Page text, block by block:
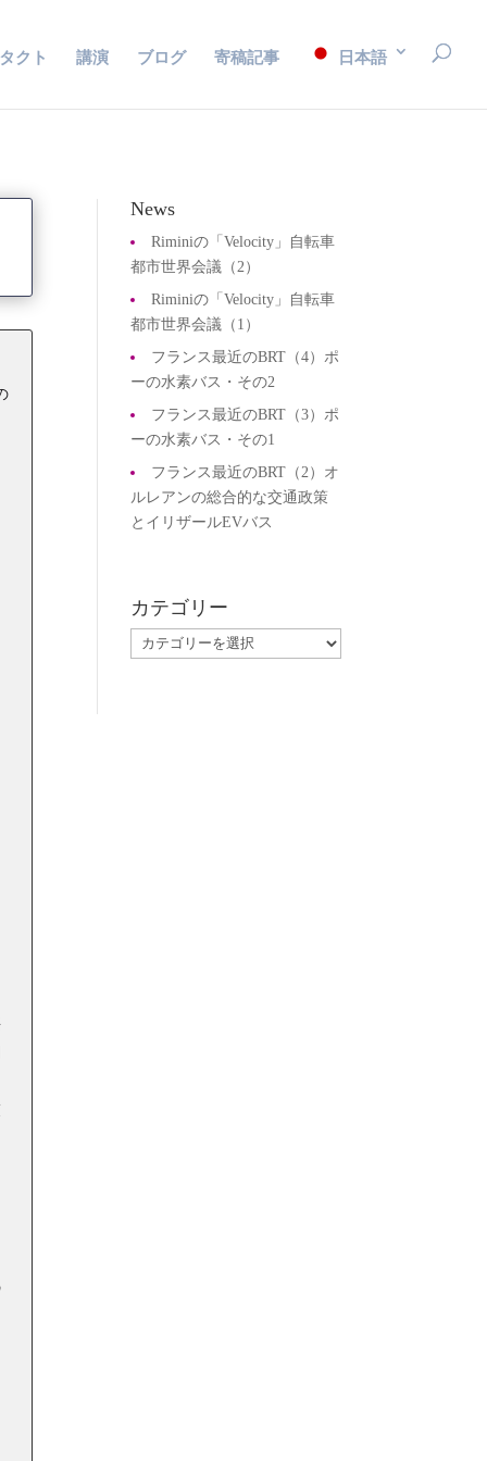
クト 講演 ブログ 寄稿記事 日本語
News
Riminiの「Velocity」自転車
都市世界会議（2）
Riminiの「Velocity」自転車
都市世界会議（1）
フランス最近のBRT（4）ポ
ーの水素バス・その2
フランス最近のBRT（3）ポ
ーの水素バス・その1
フランス最近のBRT（2）オ
ルレアンの総合的な交通政策
とイリザールEVバス
カテゴリー
カ